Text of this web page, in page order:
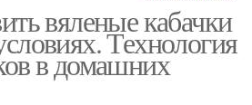
Шиповник в духовке
вяленые кабачки
Технология
в домашних